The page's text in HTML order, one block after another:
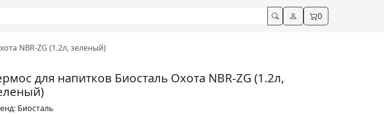
0
NBR-ZG (1.2л, зеленый)
для напитков Биосталь Охота NBR-ZG (1.2л,
Биосталь